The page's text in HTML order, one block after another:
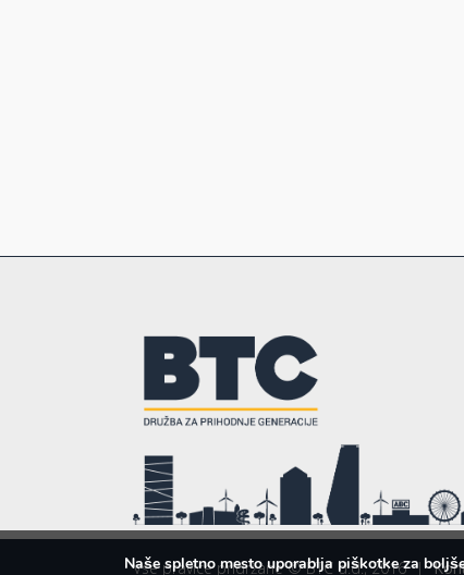
Vse pravice pridržane © BTC d.d., 2016 |
Naše spletno mesto uporablja piškotke za